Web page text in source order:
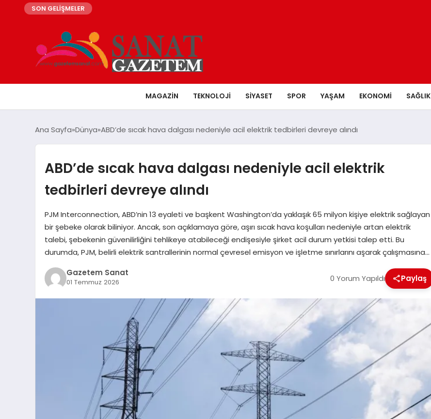
SON GELİŞMELER
MAGAZIN TEKNOLOJI SIYASET SPOR YAŞAM EKONOMI SAĞLIK
Ana Sayfa Dünya ABD’de sıcak hava dalgası nedeniyle acil elektrik tedbirleri devreye alındı
ABD’de sıcak hava dalgası nedeniyle acil elektrik
tedbirleri devreye alındı
PJM Interconnection, ABD’nin 13 eyaleti ve başkent Washington’da yaklaşık 65 milyon kişiye elektrik sağlayan
bir şebeke olarak biliniyor. Ancak, son açıklamaya göre, aşırı sıcak hava koşulları nedeniyle artan elektrik
talebi, şebekenin güvenilirliğini tehlikeye atabileceği endişesiyle şirket acil durum yetkisi talep etti. Bu
durumda, PJM, belirli elektrik santrallerinin normal çevresel emisyon ve işletme sınırlarını aşarak çalışmasına…
Gazetem Sanat
01 Temmuz 2026 0 Yorum Yapıldı Paylaş